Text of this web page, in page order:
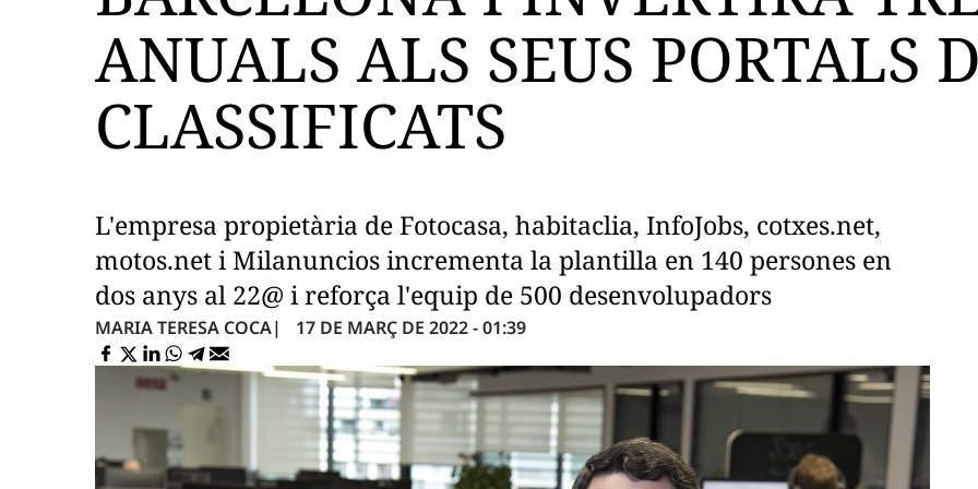
ANUALS ALS SEUS PORTALS
CLASSIFICATS
L'empresa propietària de Fotocasa, habitaclia, InfoJobs, cotxes.net,
motos.net i Milanuncios incrementa la plantilla en 140 persones en
dos anys al 22@ ​i reforça l'equip de 500 desenvolupadors
MARIA TERESA COCA 17 DE MARÇ DE 2022 - 01:39